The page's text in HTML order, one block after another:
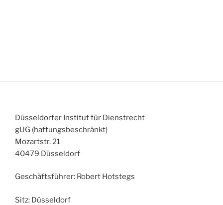
Düsseldorfer Institut für Dienstrecht
gUG (haftungsbeschränkt)
Mozartstr. 21
40479 Düsseldorf
Geschäftsführer: Robert Hotstegs
Sitz: Düsseldorf